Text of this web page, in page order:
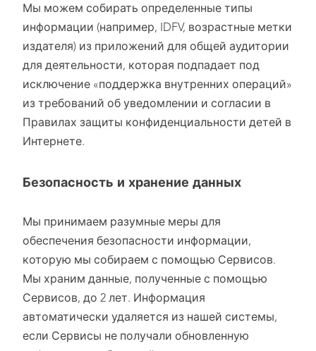
Мы можем собирать определенные типы
информации (например, IDFV, возрастные метки
издателя) из приложений для общей аудитории
для деятельности, которая подпадает под
исключение «поддержка внутренних операций»
из требований об уведомлении и согласии в
Правилах защиты конфиденциальности детей в
Интернете.
Безопасность и хранение данных
Мы принимаем разумные меры для
обеспечения безопасности информации,
которую мы собираем с помощью Сервисов.
Мы храним данные, полученные с помощью
Сервисов, до 2 лет. Информация
автоматически удаляется из нашей системы,
если Сервисы не получали обновленную